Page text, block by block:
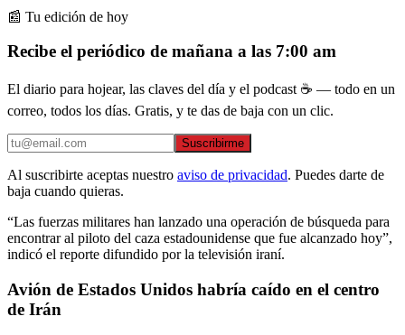
📰 Tu edición de hoy
Recibe el periódico de mañana a las 7:00 am
El diario para hojear, las claves del día y el podcast ☕ — todo en un
correo, todos los días. Gratis, y te das de baja con un clic.
Suscribirme
Al suscribirte aceptas nuestro aviso de privacidad. Puedes darte de
baja cuando quieras.
“Las fuerzas militares han lanzado una operación de búsqueda para
encontrar al piloto del caza estadounidense que fue alcanzado hoy”,
indicó el reporte difundido por la televisión iraní.
Avión de Estados Unidos habría caído en el centro
de Irán